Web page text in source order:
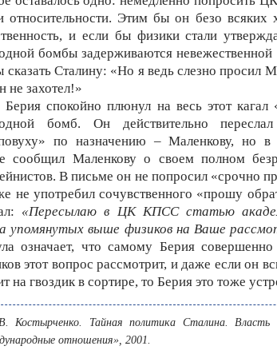
относительности. Этим бы он безо всяких
и если бы физики стали
бомбы задерживаются невежественной
сказать Сталину: «Но я ведь слезно просил
не захотел!»
спокойно плюнул на весь этот кагал
бомб. Он действительно
по назначению – Маленкову, но в
сообщил Маленкову о своем полном
В письме он не попросил «срочно
не употребил сочувственного «прошу
«Пересылаю в ЦК КПСС статью
упомянутых выше физиков на Ваше
означает, что самому Берия
этот вопрос рассмотрит, и даже если он
на гвоздик в сортире, то Берия это тоже
Костырченко. Тайная политика Сталина. Власть
отношения», 2001.